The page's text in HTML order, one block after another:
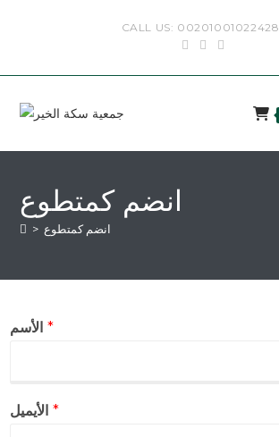
CALL US: 00201001022428
انضم كمتطوع
> انضم كمتطوع
*
*